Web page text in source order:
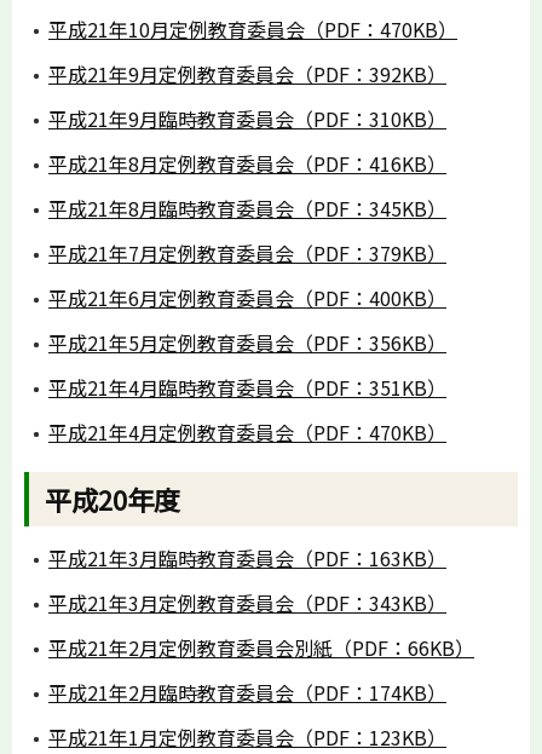
平成21年10月定例教育委員会（PDF：470KB）
平成21年9月定例教育委員会（PDF：392KB）
平成21年9月臨時教育委員会（PDF：310KB）
平成21年8月定例教育委員会（PDF：416KB）
平成21年8月臨時教育委員会（PDF：345KB）
平成21年7月定例教育委員会（PDF：379KB）
平成21年6月定例教育委員会（PDF：400KB）
平成21年5月定例教育委員会（PDF：356KB）
平成21年4月臨時教育委員会（PDF：351KB）
平成21年4月定例教育委員会（PDF：470KB）
平成20年度
平成21年3月臨時教育委員会（PDF：163KB）
平成21年3月定例教育委員会（PDF：343KB）
平成21年2月定例教育委員会別紙（PDF：66KB）
平成21年2月臨時教育委員会（PDF：174KB）
平成21年1月定例教育委員会（PDF：123KB）